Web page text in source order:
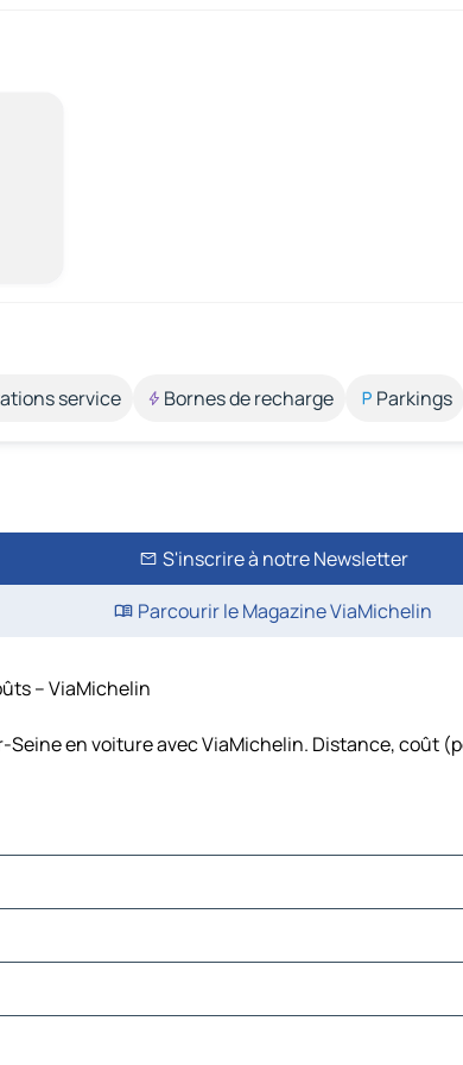
service Bornes de recharge Parkings
S'inscrire à notre Newsletter
Parcourir le Magazine ViaMichelin
– ViaMichelin
en voiture avec ViaMichelin. Distance, coût